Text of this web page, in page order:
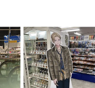
トレンド 無料マンガ
声優記事一覧